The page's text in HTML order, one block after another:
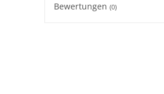
Bewertungen(0)